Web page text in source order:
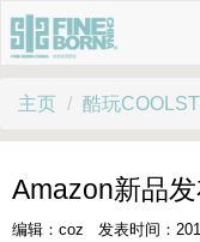
主页 酷玩
Amazon新品
编辑：coz 发表时间：